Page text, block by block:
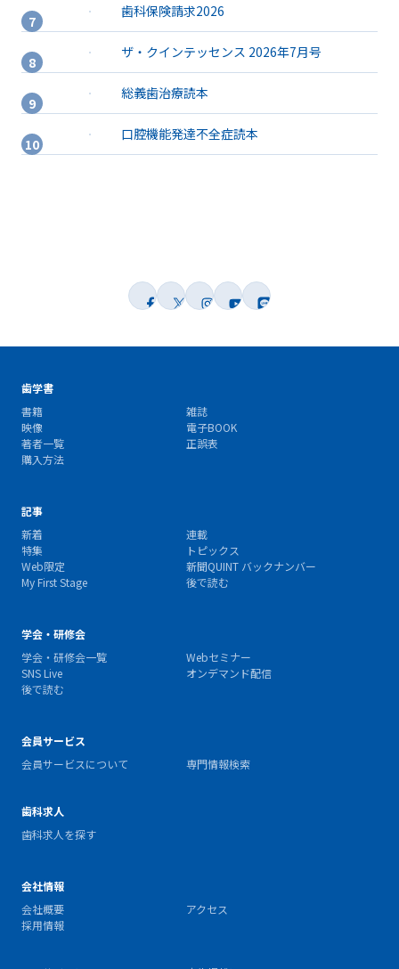
歯科保険請求2026
ザ・クインテッセンス 2026年7月号
総義歯治療読本
口腔機能発達不全症読本
歯学書
書籍
雑誌
映像
電子BOOK
著者一覧
正誤表
購入方法
記事
新着
連載
特集
トピックス
Web限定
新聞QUINT バックナンバー
My First Stage
後で読む
学会・研修会
学会・研修会一覧
Webセミナー
SNS Live
オンデマンド配信
後で読む
会員サービス
会員サービスについて
専門情報検索
歯科求人
歯科求人を探す
会社情報
会社概要
アクセス
採用情報